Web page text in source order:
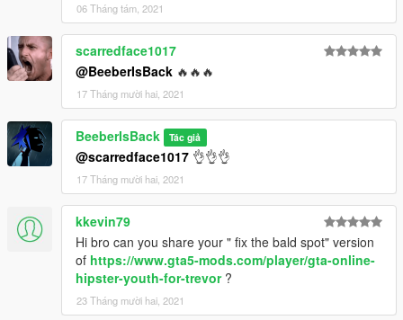
06 Tháng tám, 2021
scarredface1017
@BeeberIsBack 🔥🔥🔥
17 Tháng mười hai, 2021
BeeberIsBack Tác giả
@scarredface1017 👌👌👌
17 Tháng mười hai, 2021
kkevin79
Hi bro can you share your " fix the bald spot" version
of https://www.gta5-mods.com/player/gta-online-
hipster-youth-for-trevor?
23 Tháng mười hai, 2021